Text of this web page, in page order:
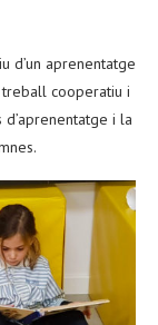
d’un aprenentatge
cooperatiu i
i la